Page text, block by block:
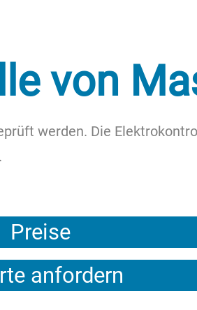
von
werden. Die
Preise
anfordern